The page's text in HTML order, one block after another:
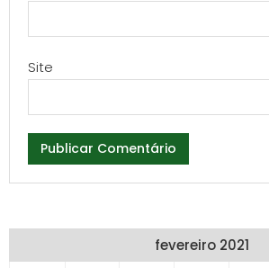
Site
fevereiro 2021